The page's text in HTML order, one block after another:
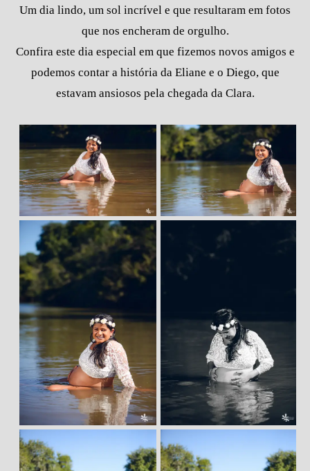
Um dia lindo, um sol incrível e que resultaram em fotos
que nos encheram de orgulho.
Confira este dia especial em que fizemos novos amigos e
podemos contar a história da Eliane e o Diego, que
estavam ansiosos pela chegada da Clara.